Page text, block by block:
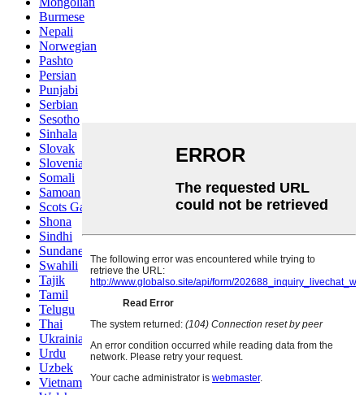
Burmese
Nepali
Norwegian
Pashto
Persian
Punjabi
Serbian
Sesotho
Sinhala
Slovak
Slovenian
Somali
Samoan
Scots Gaelic
Shona
Sindhi
Sundanese
Swahili
Tajik
Tamil
Telugu
Thai
Ukrainian
Urdu
Uzbek
Vietnamese